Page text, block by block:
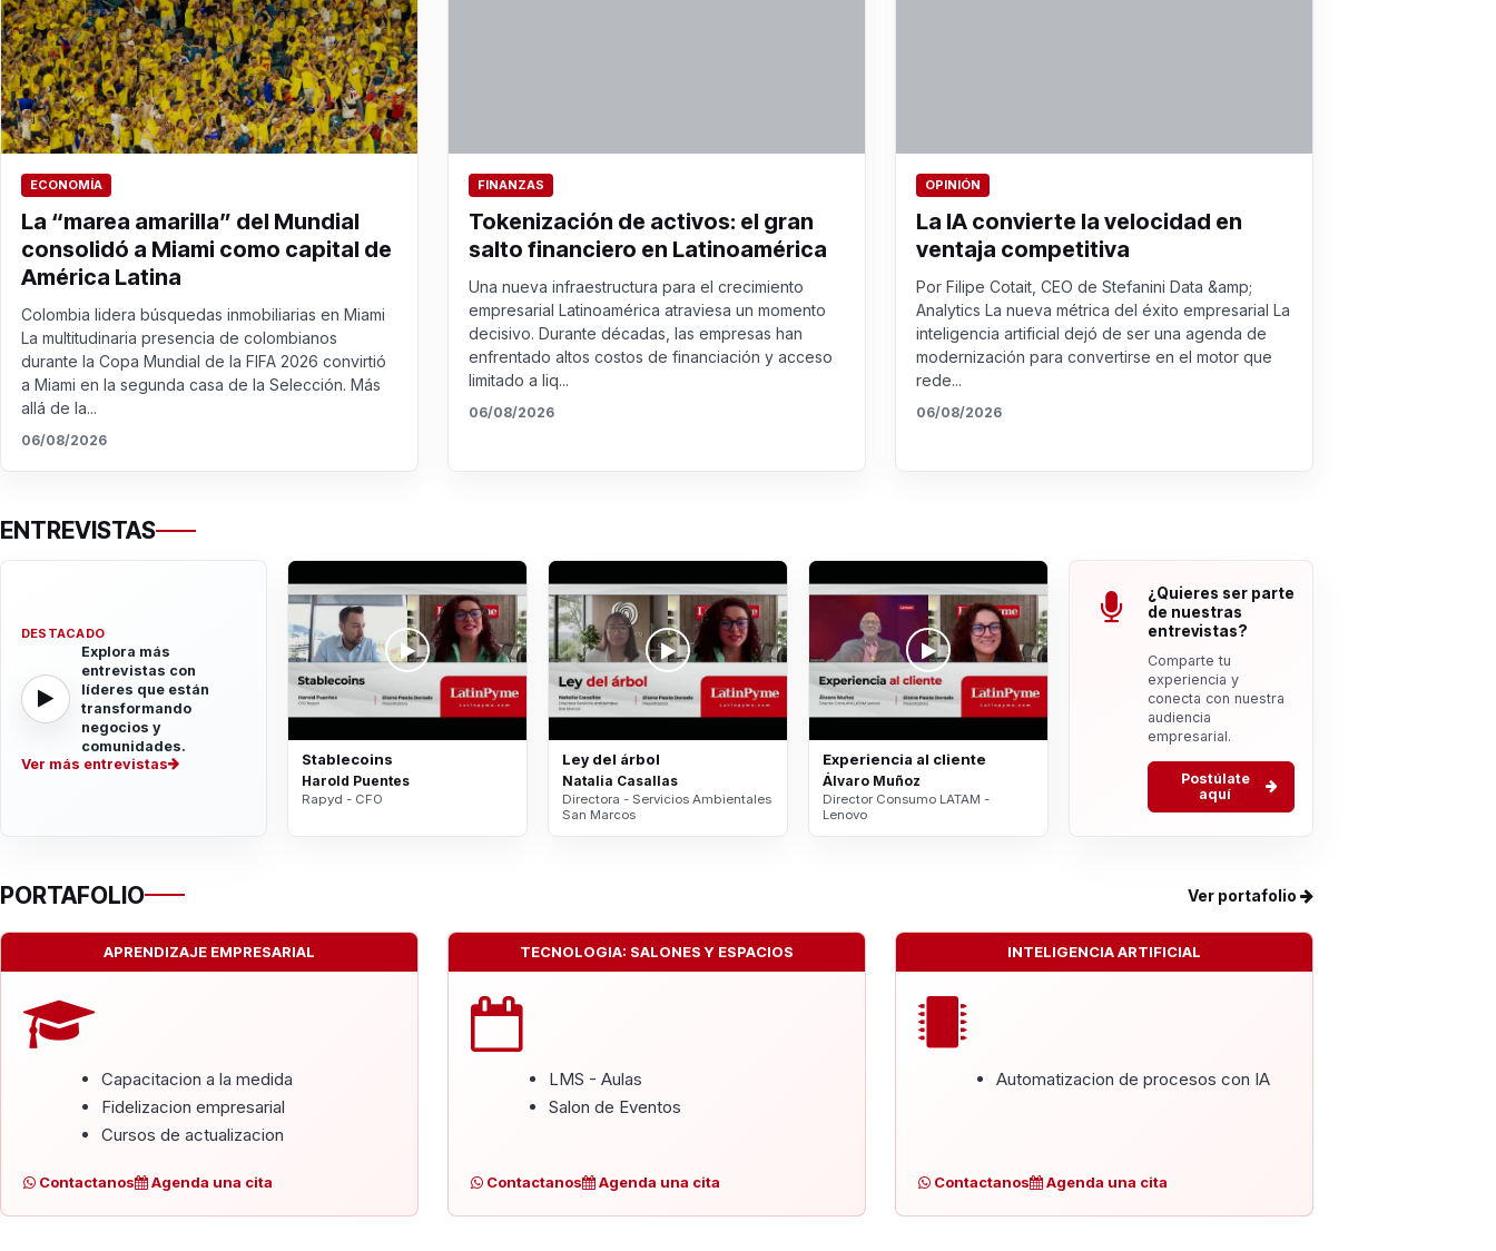
ECONOMÍA
La “marea amarilla” del Mundial
consolidó a Miami como capital de
América Latina
Colombia lidera búsquedas inmobiliarias en Miami
La multitudinaria presencia de colombianos
durante la Copa Mundial de la FIFA 2026 convirtió
a Miami en la segunda casa de la Selección. Más
allá de la...
06/08/2026
FINANZAS
Tokenización de activos: el gran
salto financiero en Latinoamérica
Una nueva infraestructura para el crecimiento
empresarial Latinoamérica atraviesa un momento
decisivo. Durante décadas, las empresas han
enfrentado altos costos de financiación y acceso
limitado a liq...
06/08/2026
OPINIÓN
La IA convierte la velocidad en
ventaja competitiva
Por Filipe Cotait, CEO de Stefanini Data &amp;
Analytics La nueva métrica del éxito empresarial La
inteligencia artificial dejó de ser una agenda de
modernización para convertirse en el motor que
rede...
06/08/2026
ENTREVISTAS
DESTACADO
Explora más
entrevistas con
líderes que están
transformando
negocios y
comunidades.
Ver más entrevistas
Stablecoins
Harold Puentes
Rapyd - CFO
Ley del árbol
Natalia Casallas
Directora - Servicios Ambientales
San Marcos
Experiencia al cliente
Álvaro Muñoz
Director Consumo LATAM -
Lenovo
¿Quieres ser parte
de nuestras
entrevistas?
Comparte tu
experiencia y
conecta con nuestra
audiencia
empresarial.
Postúlate
aquí
PORTAFOLIO Ver portafolio
APRENDIZAJE EMPRESARIAL
Capacitacion a la medida
Fidelizacion empresarial
Cursos de actualizacion
Contactanos Agenda una cita
TECNOLOGIA: SALONES Y ESPACIOS
LMS - Aulas
Salon de Eventos
Contactanos Agenda una cita
INTELIGENCIA ARTIFICIAL
Automatizacion de procesos con IA
Contactanos Agenda una cita